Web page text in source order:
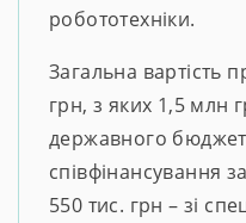
робототехніки.
Загальна вартість
грн, з яких 1,5 млн
державного
співфінансування
550 тис. грн – зі